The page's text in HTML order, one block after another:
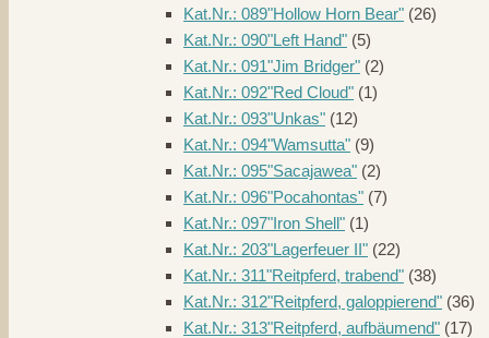
Kat.Nr.: 089"Hollow Horn Bear" (26)
Kat.Nr.: 090"Left Hand" (5)
Kat.Nr.: 091"Jim Bridger" (2)
Kat.Nr.: 092"Red Cloud" (1)
Kat.Nr.: 093"Unkas" (12)
Kat.Nr.: 094"Wamsutta" (9)
Kat.Nr.: 095"Sacajawea" (2)
Kat.Nr.: 096"Pocahontas" (7)
Kat.Nr.: 097"Iron Shell" (1)
Kat.Nr.: 203"Lagerfeuer II" (22)
Kat.Nr.: 311"Reitpferd, trabend" (38)
Kat.Nr.: 312"Reitpferd, galoppierend" (36)
Kat.Nr.: 313"Reitpferd, aufbäumend" (17)